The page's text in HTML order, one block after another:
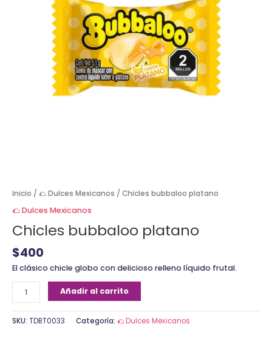
Inicio / 🌮 Dulces Mexicanos / Chicles bubbaloo platano
🌮 Dulces Mexicanos
Chicles bubbaloo platano
$400
El clásico chicle globo con delicioso relleno líquido frutal.
Añadir al carrito
SKU: TDBT0033 Categoría: 🌮 Dulces Mexicanos